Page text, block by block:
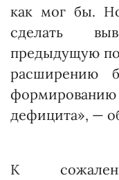
как мог бы.
сделать
предыдущую
расширению
дефицита», —
К